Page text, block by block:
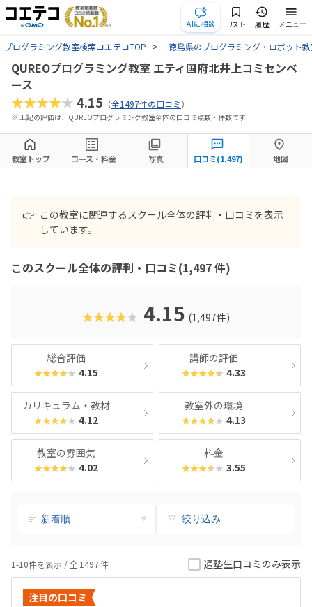
AIに相談 リスト 履歴 メニュー
プログラミング教室検索コエテコTOP 徳島県のプログラミング・ロボット
QUREOプログラミング教室 エティ国府北井上コミセンベ
ース
★★★★★4.15 （全1497件の口コミ）
※ 上記の評価は、QUREOプログラミング教室全体の口コミ点数・件数です
教室トップ コース・料金 写真 口コミ(1,497) 地図
👉 この教室に関連するスクール全体の評判・口コミを表示
しています。
このスクール全体の評判・口コミ(1,497 件)
★★★★★ 4.15 (1,497件)
総合評価
★★★★★ 4.15
講師の評価
★★★★★ 4.33
カリキュラム・教材
★★★★★ 4.12
教室外の環境
★★★★★ 4.13
教室の雰囲気
★★★★★ 4.02
料金
★★★★★ 3.55
絞り込み
1-10件を表示 / 全 1497件 通塾生口コミのみ表示
注目の口コミ